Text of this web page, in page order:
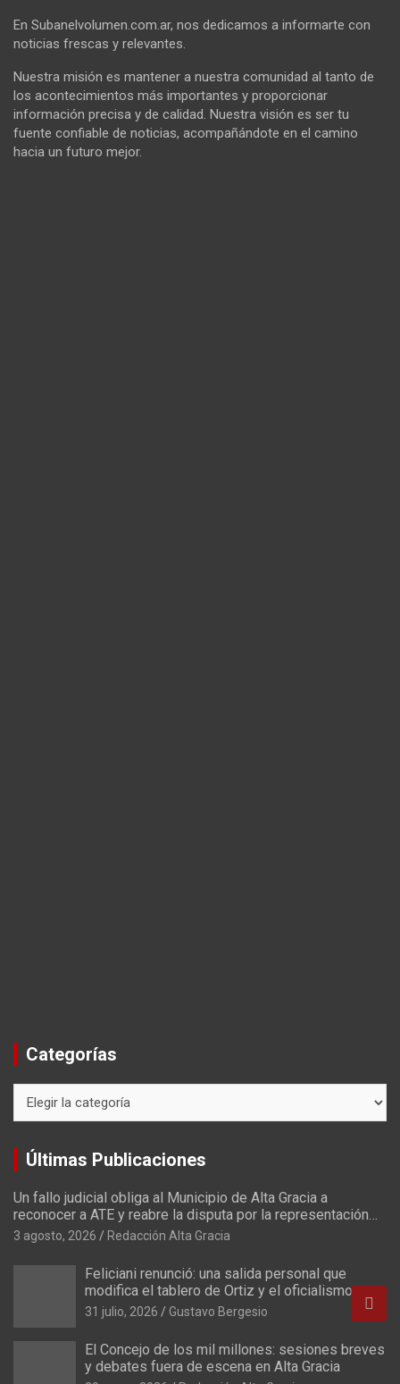
En Subanelvolumen.com.ar, nos dedicamos a informarte con
noticias frescas y relevantes.
Nuestra misión es mantener a nuestra comunidad al tanto de
los acontecimientos más importantes y proporcionar
información precisa y de calidad. Nuestra visión es ser tu
fuente confiable de noticias, acompañándote en el camino
hacia un futuro mejor.
Categorías
Últimas Publicaciones
Un fallo judicial obliga al Municipio de Alta Gracia a
reconocer a ATE y reabre la disputa por la representación
sindical
3 agosto, 2026 Redacción Alta Gracia
Feliciani renunció: una salida personal que
modifica el tablero de Ortiz y el oficialismo
31 julio, 2026 Gustavo Bergesio
El Concejo de los mil millones: sesiones breves
y debates fuera de escena en Alta Gracia